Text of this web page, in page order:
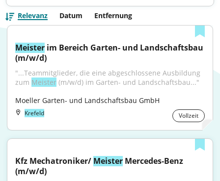
Relevanz Datum Entfernung
Meister im Bereich Garten- und Landschaftsbau
(m/w/d)
"...Teammitglieder, die eine abgeschlossene Ausbildung
zum Meister (m/w/d) im Garten- und Landschaftsbau..."
Moeller Garten- und Landschaftsbau GmbH
Krefeld Vollzeit
Kfz Mechatroniker/ Meister Mercedes-Benz
(m/w/d)